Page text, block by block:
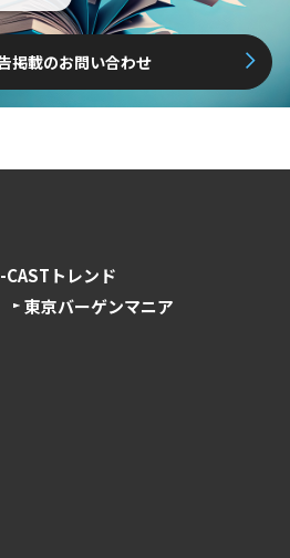
掲載のお問い合わせ
CASTトレンド
東京バーゲンマニア